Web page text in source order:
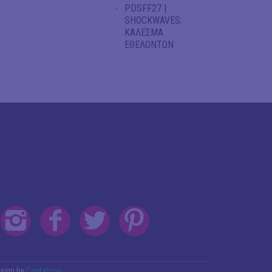
PDSFF27 |
SHOCKWAVES:
ΚΑΛΕΣΜΑ
ΕΘΕΛΟΝΤΩΝ